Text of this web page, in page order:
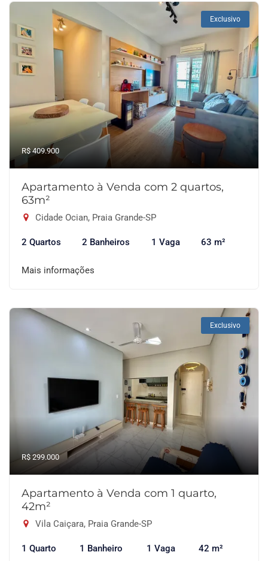
Exclusivo
R$ 409.900
Apartamento à Venda com 2 quartos,
63m²
Cidade Ocian, Praia Grande-SP
2 Quartos 2 Banheiros 1 Vaga 63 m²
Mais informações
Exclusivo
R$ 299.000
Apartamento à Venda com 1 quarto,
42m²
Vila Caiçara, Praia Grande-SP
1 Quarto 1 Banheiro 1 Vaga 42 m²